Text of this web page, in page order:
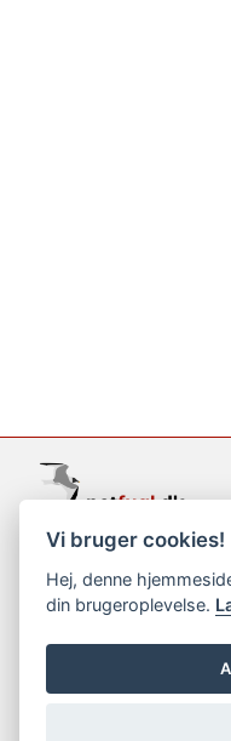
support@netfugl.dk
copyright © 2002-
Vi bruger cookies!
Hej, denne
din brugeroplevelse.